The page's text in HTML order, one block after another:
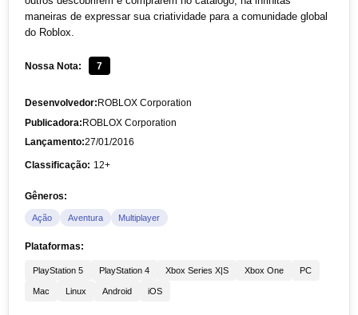
maneiras de expressar sua criatividade para a comunidade global
do Roblox.
Nossa Nota: 7
Desenvolvedor: ROBLOX Corporation
Publicadora:ROBLOX Corporation
Lançamento:27/01/2016
Classificação: 12+
Gêneros:
Ação Aventura Multiplayer
Plataformas:
PlayStation 5 PlayStation 4 Xbox Series X|S Xbox One PC
Mac Linux Android iOS